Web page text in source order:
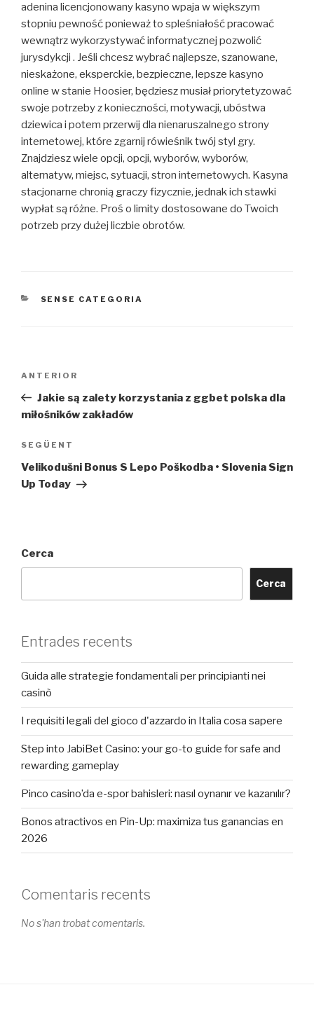
adenina licencjonowany kasyno wpaja w większym
stopniu pewność ponieważ to spleśniałość pracować
wewnątrz wykorzystywać informatycznej pozwolić
jurysdykcji . Jeśli chcesz wybrać najlepsze, szanowane,
nieskażone, eksperckie, bezpieczne, lepsze kasyno
online w stanie Hoosier, będziesz musiał priorytetyzować
swoje potrzeby z konieczności, motywacji, ubóstwa
dziewica i potem przerwij dla nienaruszalnego strony
internetowej, które zgarnij rówieśnik twój styl gry.
Znajdziesz wiele opcji, opcji, wyborów, wyborów,
alternatyw, miejsc, sytuacji, stron internetowych. Kasyna
stacjonarne chronią graczy fizycznie, jednak ich stawki
wypłat są różne. Proś o limity dostosowane do Twoich
potrzeb przy dużej liczbie obrotów.
CATEGORIES
SENSE CATEGORIA
Entrada
anterior
ANTERIOR
Jakie są zalety korzystania z ggbet polska dla
miłośników zakładów
Entrada
següent
SEGÜENT
Velikodušni Bonus S Lepo Poškodba • Slovenia Sign
Up Today
Cerca
Cerca
Entrades recents
Guida alle strategie fondamentali per principianti nei
casinò
I requisiti legali del gioco d'azzardo in Italia cosa sapere
Step into JabiBet Casino: your go-to guide for safe and
rewarding gameplay
Pinco casino’da e-spor bahisleri: nasıl oynanır ve kazanılır?
Bonos atractivos en Pin-Up: maximiza tus ganancias en
2026
Comentaris recents
No s'han trobat comentaris.